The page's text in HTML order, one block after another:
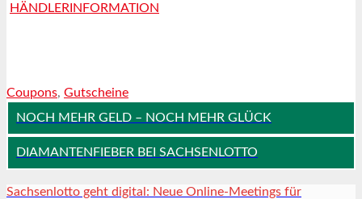
HÄNDLERINFORMATION
Coupons, Gutscheine
NOCH MEHR GELD – NOCH MEHR GLÜCK
DIAMANTENFIEBER BEI SACHSENLOTTO
Sachsenlotto geht digital: Neue Online-Meetings für